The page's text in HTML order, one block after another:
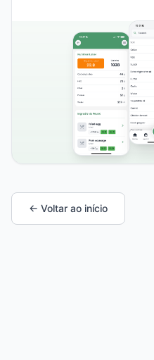
← Voltar ao início